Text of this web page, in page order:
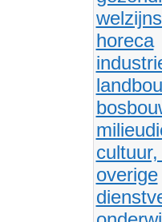
horeca
overige